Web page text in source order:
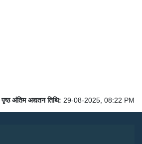
पृष्ठ अंतिम अद्यतन तिथि: 29-08-2025, 08:22 PM